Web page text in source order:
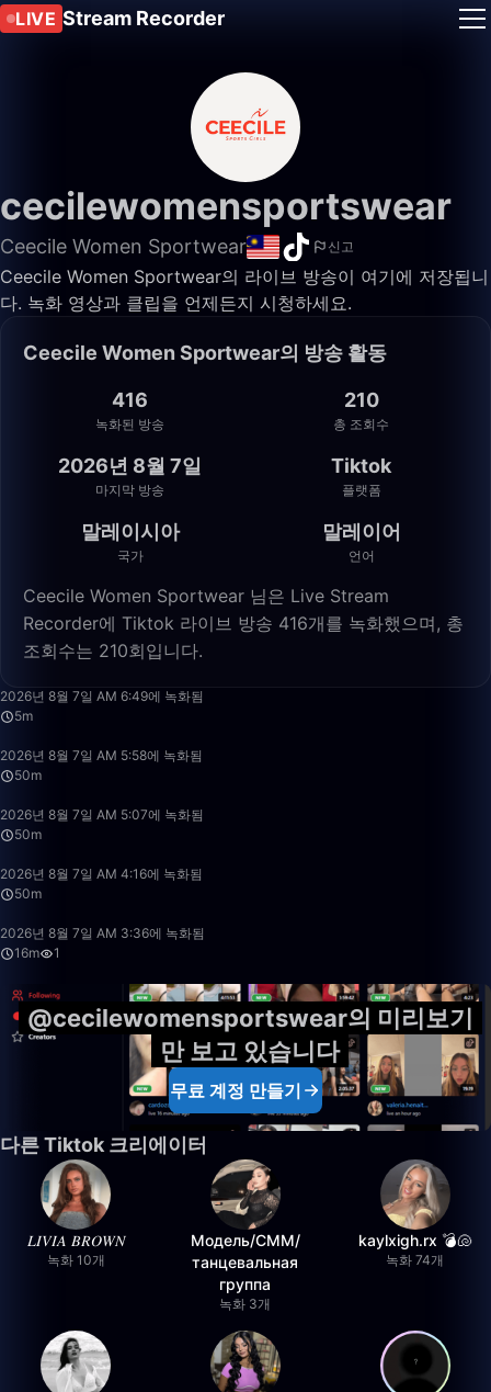
LIVE Stream Recorder
cecilewomensportswear
Ceecile Women Sportwear 신고
Ceecile Women Sportwear의 라이브 방송이 여기에 저장됩니
다. 녹화 영상과 클립을 언제든지 시청하세요.
Ceecile Women Sportwear의 방송 활동
416
녹화된 방송
210
총 조회수
2026년 8월 7일
마지막 방송
Tiktok
플랫폼
말레이시아
국가
말레이어
언어
Ceecile Women Sportwear 님은 Live Stream
Recorder에 Tiktok 라이브 방송 416개를 녹화했으며, 총
조회수는 210회입니다.
2026년 8월 7일 AM 6:49에 녹화됨
5m
2026년 8월 7일 AM 5:58에 녹화됨
50m
2026년 8월 7일 AM 5:07에 녹화됨
50m
2026년 8월 7일 AM 4:16에 녹화됨
50m
2026년 8월 7일 AM 3:36에 녹화됨
16m
1
@cecilewomensportswear의 미리보기
만 보고 있습니다
무료 계정 만들기
다른 Tiktok 크리에이터
𝐿𝐼𝑉𝐼𝐴 𝐵𝑅𝑂𝑊𝑁
녹화 10개
Модель/СММ/
танцевальная
группа
녹화 3개
kaylxigh.rx 💣🐚
녹화 74개